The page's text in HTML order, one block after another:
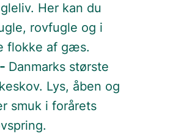
Her kan du
rovfugle og i
flokke af gæs.
Danmarks største
Lys, åben og
smuk i forårets